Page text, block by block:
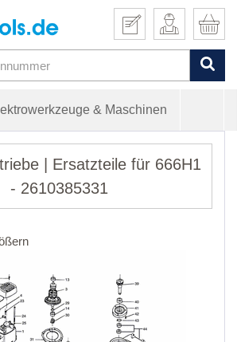
& Maschinen
| Ersatzteile für 666H1
- 2610385331